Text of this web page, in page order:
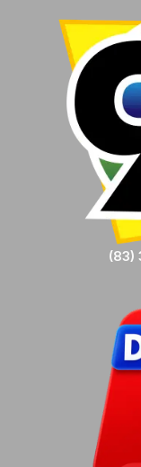
(83)